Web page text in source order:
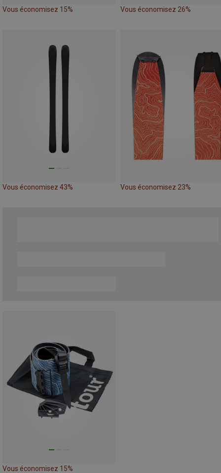
Vous économisez 15% Vous économisez 26%
Vous économisez 43% Vous économisez 23%
Vous économisez 15%